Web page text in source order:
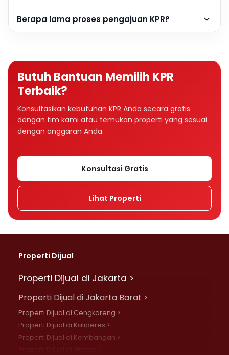
Berapa lama proses pengajuan KPR?
Butuh Bantuan Memilih KPR
Terbaik?
Konsultasikan kebutuhan KPR Anda secara gratis
dengan tim kami atau temukan properti yang sesuai
dengan anggaran Anda.
Konsultasi Gratis
Lihat Properti
Properti Dijual
Properti Dijual di Jakarta >
Properti Dijual di Jakarta Barat >
Properti Dijual di Cengkareng >
Properti Dijual di Kalideres >
Properti Dijual di Kembangan >